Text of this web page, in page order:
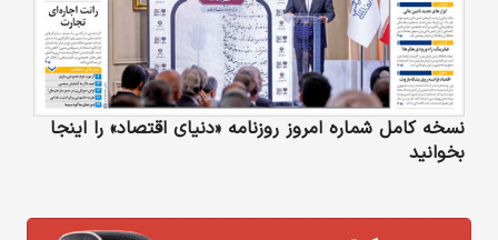
نسخه کامل شماره امروز روزنامه «دنیای‌ اقتصاد» را اینجا
بخوانید